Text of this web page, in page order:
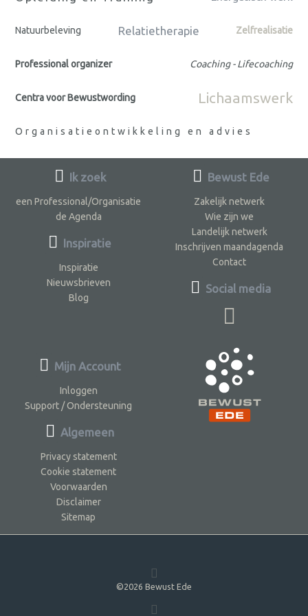
Natuurbeleving Relatietherapie Zelfrealisatie
Professional organizer Coaching - Lifecoaching
Centra voor Bewustwording Lichaamswerk
Organisatieontwikkeling en advies
Ik zoek
een Professional/Organisatie
de Agenda
Inspiratie
Inspiratie
Nieuwsbrieven
Blog
Bewust Ede
Zakelijk netwerk
Wie zijn we
Landelijk netwerk
Inschrijven maandagenda
Contact
Social media
Mijn Account
Inloggen
Support / Ondersteuning
Algemeen
Privacy statement
Cookie statement
Voorwaarden
Disclaimer
Sitemap
©2026 Bewust Ede